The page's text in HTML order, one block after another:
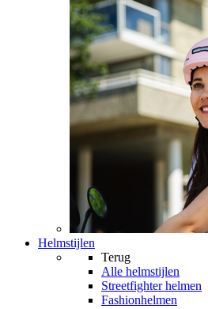
Helmstijlen
Terug
Alle helmstijlen
Streetfighter helmen
Fashionhelmen